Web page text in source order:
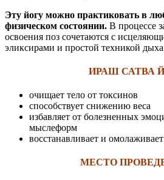
Эту йогу можно практиковать в
физическом состоянии. В процессе
освоения поз сочетаются с
эликсирами и простой техникой
ИРАШ САТВА
очищает тело от токсинов
способствует снижению веса
избавляет от болезненных
мыслеформ
восстанавливает и омолаживает
МЕСТО